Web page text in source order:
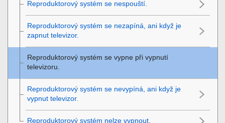
Reproduktorový systém se nespouští.
Reproduktorový systém se nezapíná, ani když je
zapnut televizor.
Reproduktorový systém se vypne při vypnutí
televizoru.
Reproduktorový systém se nevypíná, ani když je
vypnut televizor.
Reproduktorový systém nelze vypnout.